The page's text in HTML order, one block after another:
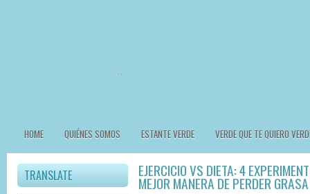
HOME QUIÉNES SOMOS ESTANTE VERDE VERDE QUE TE QUIERO
TRANSLATE EJERCICIO VS DIETA: 4
MEJOR MANERA DE PERDER